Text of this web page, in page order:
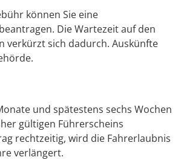
können Sie eine
ntragen. Die Wartezeit auf den
verkürzt sich dadurch. Auskünfte
und spätestens sechs Wochen
gültigen Führerscheins
rechtzeitig, wird die Fahrerlaubnis
verlängert.